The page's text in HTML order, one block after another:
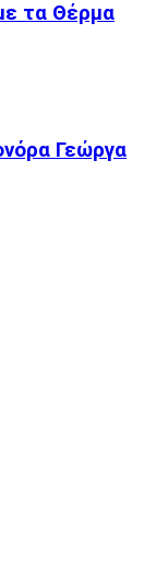
τα Θέρμα
Γεώργα